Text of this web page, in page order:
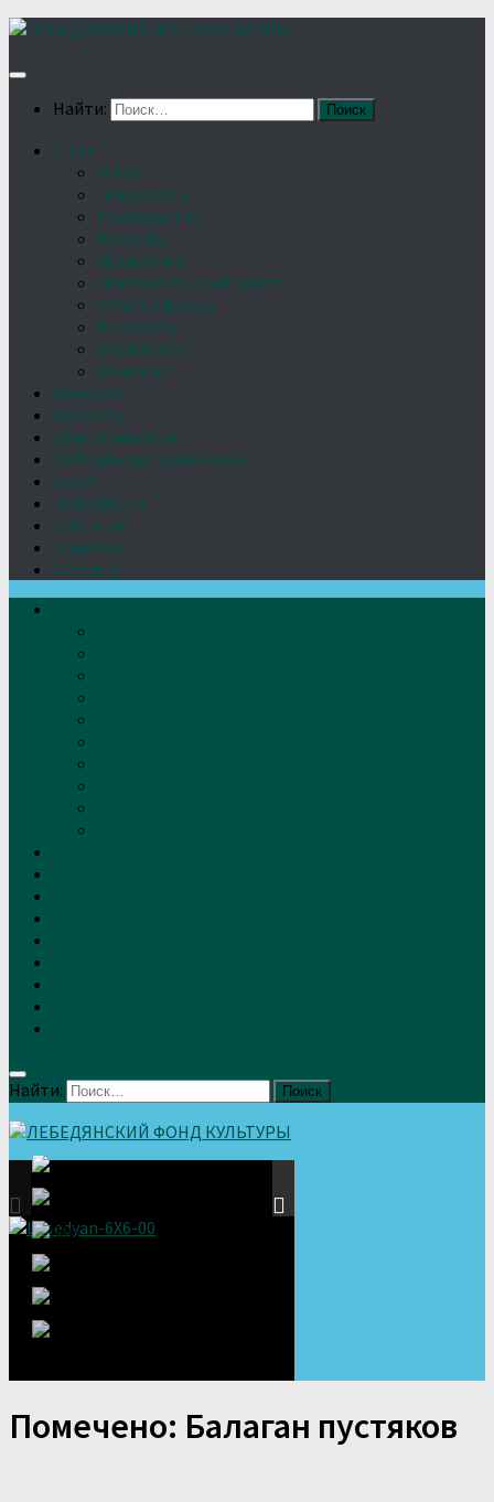
Найти:
О нас
Устав
Документы
Руководство
Команда
Правление
Попечительский совет
Отчёты фонда
Контакты
Реквизиты
Решение
Новости
Проекты
Дом Игумновых
Лебедянские художники
Фото
Лебедянцы
СМИ о нас
Земляки
Отзывы
Найти:
Помечено: Балаган пустяков